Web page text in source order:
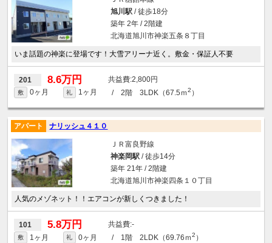
旭川駅/ 徒歩18分
築年 2年 / 2階建
北海道旭川市神楽五条８丁目
いま話題の神楽に登場です！大雪アリーナ近く。敷金・保証人不要
201 8.6万円 2,800円
敷 0ヶ月 礼 1ヶ月 / 2階 3LDK（67.5ｍ2 ）
アパート ナリッシュ４１０
ＪＲ富良野線
神楽岡駅/ 徒歩14分
築年 21年 / 2階建
北海道旭川市神楽四条１０丁目
人気のメゾネット！！エアコンが新しくつきました！
101 5.8万円 -
敷 1ヶ月 礼 0ヶ月 / 1階 2LDK（69.76ｍ2 ）